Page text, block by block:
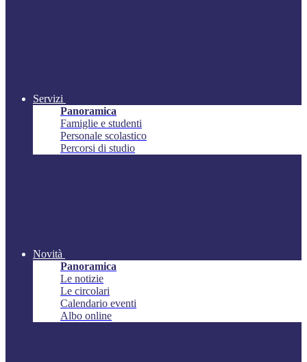
Servizi
Panoramica
Famiglie e studenti
Personale scolastico
Percorsi di studio
Novità
Panoramica
Le notizie
Le circolari
Calendario eventi
Albo online